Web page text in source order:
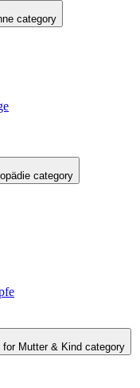
category
category
for Mutter & Kind category